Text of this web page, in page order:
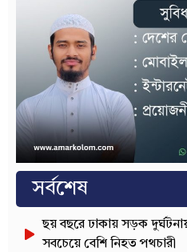
সর্বশেষ
ছয় বছরে ঢাকায় সড়ক
সবচেয়ে বেশি নিহত পথচারী